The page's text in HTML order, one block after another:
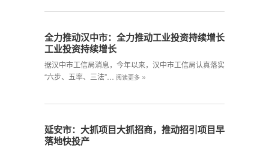
全力推动汉中市：全力推动工业投资持续增长
工业投资持续增长
据汉中市工信局消息，今年以来，汉中市工信局认真落实
“六步、五率、三法”…
阅读更多 »
延安市：大抓项目大抓招商，推动招引项目早
落地快投产